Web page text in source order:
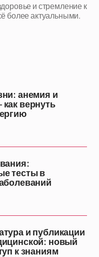
и стремление к
более актуальными.
анемия и
вернуть
тесты в
и публикации
новый
к знаниям